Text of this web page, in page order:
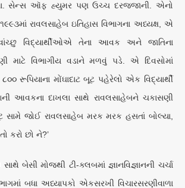
સેન્સ ઑફ હ્યુમર પણ ઉચ્ચ દરજ્જાની. એનો
રાવલસાહેબ ઇતિહાસ વિભાગના અધ્યક્ષ, એ
વિદ્યાર્થીઓએ તેના આવક અને જાતિના
માટે વિભાગીય વડાને મળવું પડે. એ દિવસોમાં
રૂપિયાના મોંઘાદાટ બૂટ પહેરેલો એક વિદ્યાર્થી
આવકના દાખલા સાથે રાવલસાહેબને ચકાસણી
સામે જોઈ રાવલસાહેબ મરક મરક હસતાં બોલ્યા,
કરો છો ને?’
બેસી મોજથી ટી-ક્લબમાં જ્ઞાનવિજ્ઞાનની ચર્ચા
બધા અધ્યાપકો એકસરખી વિચારસરણીવાળા